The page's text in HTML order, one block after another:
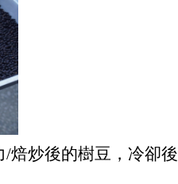
焙炒後的樹豆，冷卻後